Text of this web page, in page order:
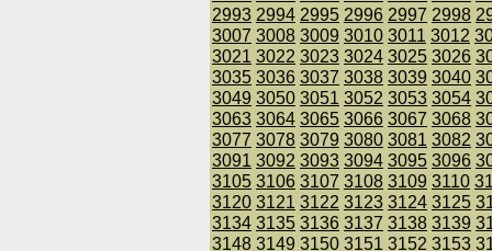
2993 2994 2995 2996 2997 2998
3007 3008 3009 3010 3011 3012
3021 3022 3023 3024 3025 3026
3035 3036 3037 3038 3039 3040
3049 3050 3051 3052 3053 3054
3063 3064 3065 3066 3067 3068
3077 3078 3079 3080 3081 3082
3091 3092 3093 3094 3095 3096
3105 3106 3107 3108 3109 3110
3120 3121 3122 3123 3124 3125
3134 3135 3136 3137 3138 3139
3148 3149 3150 3151 3152 3153